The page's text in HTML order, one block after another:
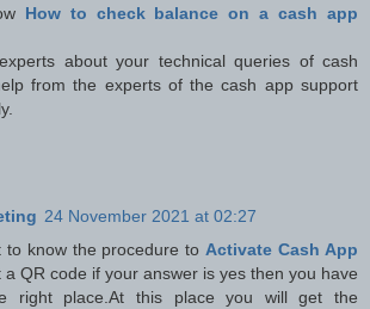
How to check balance on a cash app
about your technical queries of cash
from the experts of the cash app support
24 November 2021 at 02:27
to know the procedure to Activate Cash App
a QR code if your answer is yes then you have
right place.At this place you will get the